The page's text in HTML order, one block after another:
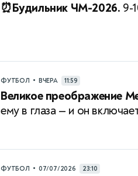
⏰Будильник ЧМ-2026. 9-
ФУТБОЛ • ВЧЕРА 11:59
Великое преображение
ему в глаза — и он
ФУТБОЛ • 07/07/2026 23:10